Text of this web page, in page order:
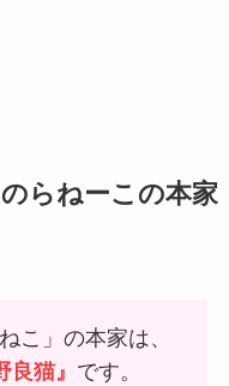
らねーこの本家
こ」の本家は、
猫』 です。